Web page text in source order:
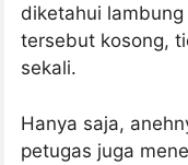
diketahui
tersebut kosong,
sekali.
Hanya saja,
petugas juga